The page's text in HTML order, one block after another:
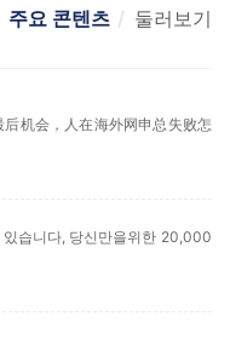
주요 콘텐츠 둘러보기
机会，人在海外网申总失败怎
습니다, 당신만을위한 20,000